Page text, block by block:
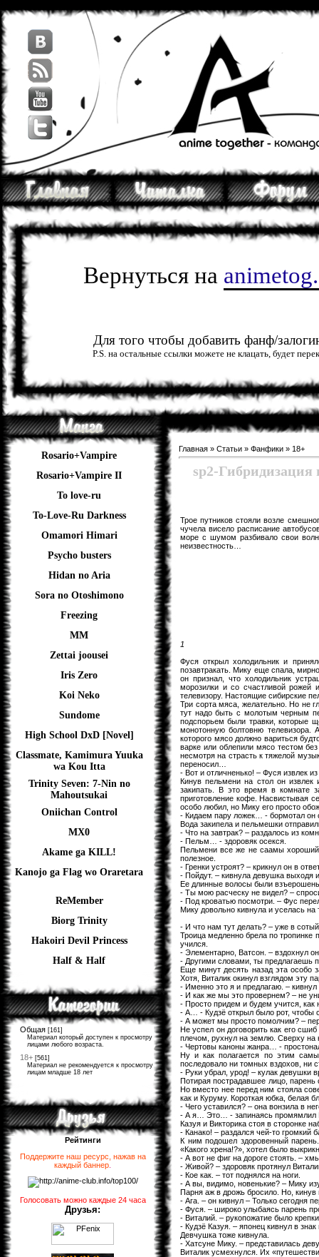
Вернуться на
Для того чтобы добавить фанф/
P.S. на остальные ссылки можете не клацать, будет
Rosario+Vampire
Rosario+Vampire II
To love-ru
To-Love-Ru Darkness
Omamori Himari
Psycho busters
Hidan no Aria
Sora no Otoshimono
Freezing
ММ
Zettai joousei
Iris Zero
Koi Neko
Sundome
High School DxD [Novel]
Classmate, Kamimura Yuuka
wa Kou Itta
Trinity Seven: 7-Nin no
Mahoutsukai
Oniichan Control
MX0
Akame ga KILL!
Kanojo ga Flag wo Oraretara
ReMember
Biorg Trinity
Hakoiri Devil Princess
Half & Half
Общая [161]
Материал который доступен к просмотру
лицами любого возраста.
18+ [561]
Материал не рекомендуется к просмотру
лицам младше 18 лет
Рейтинги
Поддержите наш ресурс, нажав на
каждый баннер
Голосовать можно каждые 24 часа
Друзья:
Главная » Статьи » Фанфики » 18+
sp2-
Трое путников стояли возле
чучела висело расписание
море с шумом разбивало свои
неизвестность…
1
Фуся открыл холодильник и
позавтракать. Мику еще спала,
он признал, что холодильник
морозилки и со счастливой рожей
телевизору. Настоящие сибирские
Три сорта мяса, желательно. Но не
тут надо быть с молотым черным
подспорьем были травки, которые
монотонную болтовню телевизора.
которого мясо должно вариться
варке или облепили мясо тестом
несмотря на страсть к тяжелой
переносил…
- Вот и отличненько! – Фуся извлек
Кинув пельмени на стол он извлек
закипать. В это время в комнате
приготовление кофе. Насвистывая
особо любил, но Мику его просто
- Кидаем пару ложек… - бормотал он
Вода закипела и пельмешки
- Что на завтрак? – раздалось из
- Пельм… - здоровяк осекся.
Пельмени все же не саамы хороший
полезное.
- Гренки устроят? – крикнул он в
- Пойдут. – кивнула девушка выходя
Ее длинные волосы были
- Ты мою расческу не видел? –
- Под кроватью посмотри. – Фус
Мику довольно кивнула и уселась
- И что нам тут делать? – уже в
Троица медленно брела по
учился.
- Элементарно, Ватсон. – вздохнул
- Другими словами, ты предлагаешь
Еще минут десять назад эта особо
Хотя, Виталик окинул взглядом эту
- Именно это я и предлагаю. –
- И как же мы это провернем? – не
- Просто придем и будем учится,
- А… - Кудзё открыл было рот, чтобы
- А может мы просто помолчим? –
Не успел он договорить как его
плечом, рухнул на землю. Сверху на
- Чертовы каноны жанра… -
Ну и как полагается по этим
последовало ни томных вздохов, ни
- Руки убрал, урод! – кулак девушки
Потирая пострадавшее лицо,
Но вместо нее перед ним стояла
как и Куруму. Короткая юбка, белая
- Чего уставился? – она вонзила в
- А я… Это… - запинаясь промямлил
Казуя и Викторика стоя в сторонке
- Канако! – раздался чей-то громкий
К ним подошел здоровенный
«Какого хрена!?», хотел было
- А вот не фиг на дороге стоять. –
- Живой? – здоровяк протянул
- Кое как. – тот поднялся на ноги.
- А вы, видимо, новенькие? – Мику
Парня аж в дрожь бросило. Но,
- Ага. – он кивнул – Только сегодня
- Фуся. – широко улыбаясь парень
- Виталий. – рукопожатие было
- Кудзё Казуя. – японец кивнул в
Девчушка тоже кивнула.
- Хатсуне Мику. – представилась
Виталик усмехнулся. Их